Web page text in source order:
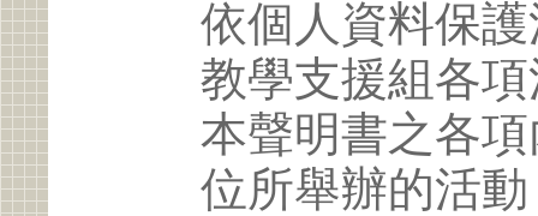
依個人資料保
教學支援組各
本聲明書之各
位所舉辦的活